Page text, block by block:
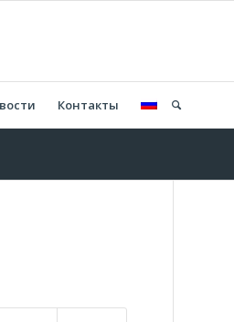
Контакты